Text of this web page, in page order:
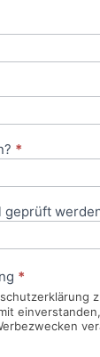
*
geprüft
*